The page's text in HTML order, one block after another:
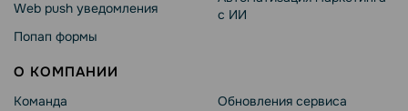
Web push уведомления
Попап формы
с ИИ
О КОМПАНИИ
Команда
Обновления сервиса